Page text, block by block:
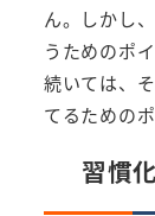
ん。しかし
うためのポ
続いては、
てるための
習慣